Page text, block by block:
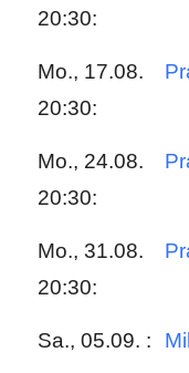
20:30:
Mo., 17.08.
20:30:
Mo., 24.08.
20:30:
Mo., 31.08.
20:30:
Sa., 05.09. :